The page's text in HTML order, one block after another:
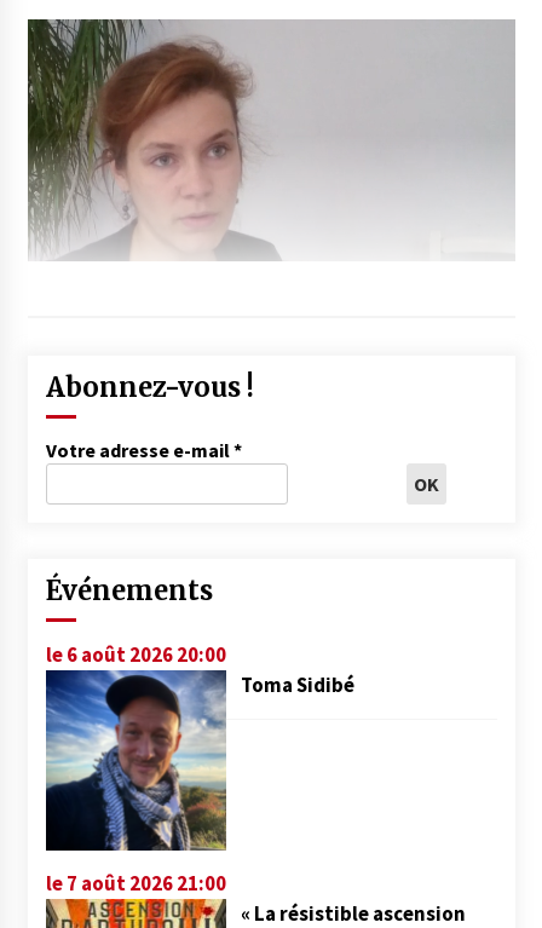
Abonnez-vous !
Votre adresse e-mail*
Événements
le 6 août 2026 20:00
Toma Sidibé
le 7 août 2026 21:00
« La résistible ascension